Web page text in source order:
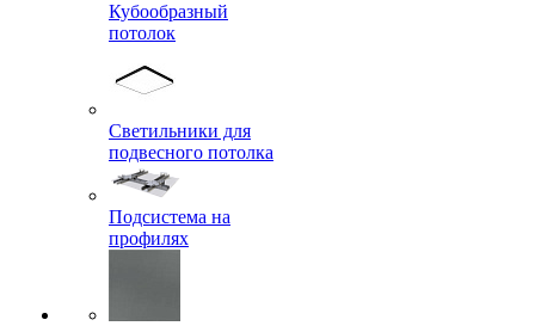
Кубообразный
потолок
Светильники для
подвесного потолка
Подсистема на
профилях